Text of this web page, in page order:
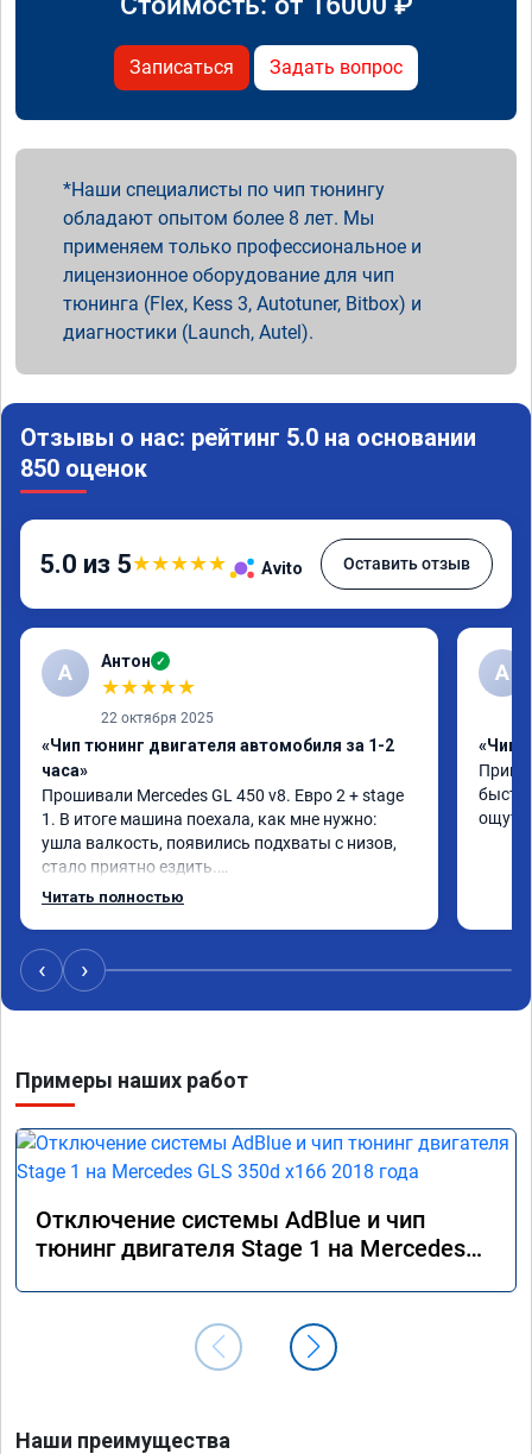
Записаться Задать вопрос
Наши специалисты по чип тюнингу
обладают опытом более 8 лет. Мы
применяем только профессиональное и
лицензионное оборудование для чип
тюнинга (Flex, Kess 3, Autotuner, Bitbox) и
диагностики (Launch, Autel).
Отзывы о нас: рейтинг 5.0 на основании
850 оценок
5.0 из 5★★★★★ Avito Оставить отзыв
А Антон ✓
★★★★★
22 октября 2025
«Чип тюнинг двигателя автомобиля за 1-2
часа»
Прошивали Mercedes GL 450 v8. Евро 2 + stage
1. В итоге машина поехала, как мне нужно:
ушла валкость, появились подхваты с низов,
стало приятно ездить.
Одни из лучших трат, в авто! 🔥
Читать полностью
A
«Чип
‹ ›
Примеры наших работ
Отключение системы AdBlue и чип
тюнинг двигателя Stage 1 на Mercedes
Наши преимущества